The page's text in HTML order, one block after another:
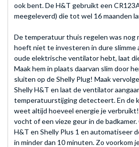
ook bent. De H&T gebruikt een
meegeleverd) die tot wel 16 maanden
De temperatuur thuis regelen was nog
hoeft niet te investeren in dure slimme
oude elektrische ventilator hebt, laat
Maak hem in plaats daarvan slim door
sluiten op de Shelly Plug! Maak
Shelly H&T en laat de ventilator
temperatuurstijging detecteert. En de
weet altijd hoeveel energie je
vocht of een vieze geur in de
H&T en Shelly Plus 1 en automatiseer
in minder dan 10 minuten. Zo voorkom